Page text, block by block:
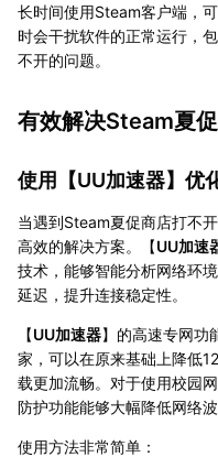
长时间使用Steam客户端，
时会干扰软件的正常运行，
不开的问题。
有效解决Steam夏
使用【UU加速器】优
当遇到Steam夏促商店打不
高效的解决方案。【UU加速
技术，能够智能分析网络环
延迟，提升连接稳定性。
【UU加速器】的高速专网功
家，可以在原来基础上降低
载更加流畅。对于使用校园
防护功能能够大幅降低网络
使用方法非常简单：